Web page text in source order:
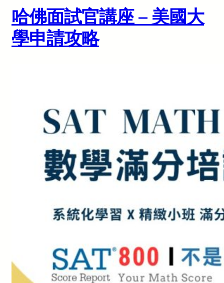
哈佛面試官講座 – 美國大
學申請攻略